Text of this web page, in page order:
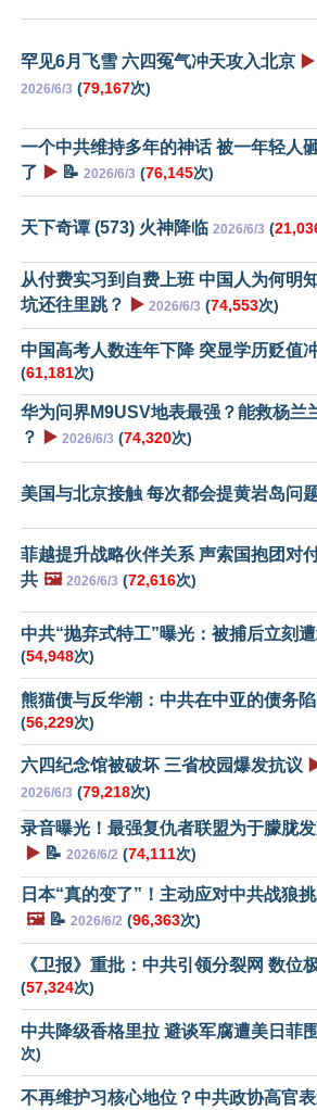
罕见6月飞雪 六四冤气冲天攻入北京 ▶️
2026/6/3 (79,167次)
一个中共维持多年的神话 被一年轻人
了 ▶️ 📝 2026/6/3 (76,145次)
天下奇谭 (573) 火神降临 2026/6/3 (
从付费实习到自费上班 中国人为何明
坑还往里跳？
▶️ 2026/6/3 (74,553次)
中国高考人数连年下降 突显学历贬值
(61,181次)
华为问界M9USV地表最强？能救杨兰
？
▶️ 2026/6/3 (74,320次)
美国与北京接触 每次都会提黄岩岛问
菲越提升战略伙伴关系 声索国抱团对
共 🖼️ 2026/6/3 (72,616次)
中共“抛弃式特工”曝光：被捕后立刻
(54,948次)
熊猫债与反华潮：中共在中亚的债务
(56,229次)
六四纪念馆被破坏 三省校园爆发抗议
2026/6/3 (79,218次)
录音曝光！最强复仇者联盟为于朦胧
▶️ 📝 2026/6/2 (74,111次)
日本“真的变了”！主动应对中共战狼
🖼️📝 2026/6/2 (96,363次)
《卫报》重批：中共引领分裂网 数位
(57,324次)
中共降级香格里拉 避谈军腐遭美日菲
次)
不再维护习核心地位？中共政协高官